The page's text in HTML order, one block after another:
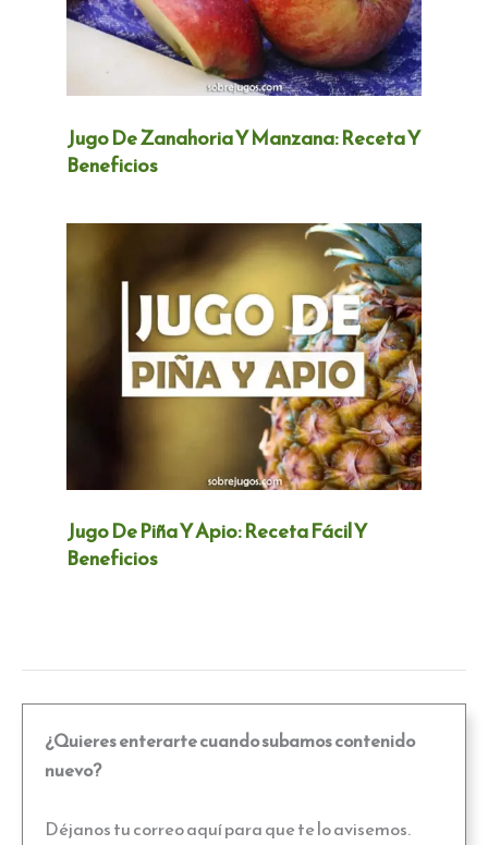
Jugo De Zanahoria Y Manzana: Receta Y
Beneficios
Jugo De Piña Y Apio: Receta Fácil Y
Beneficios
¿Quieres enterarte cuando subamos contenido
nuevo?
Déjanos tu correo aquí para que te lo avisemos.